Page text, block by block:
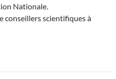
Nationale.
conseillers scientifiques à